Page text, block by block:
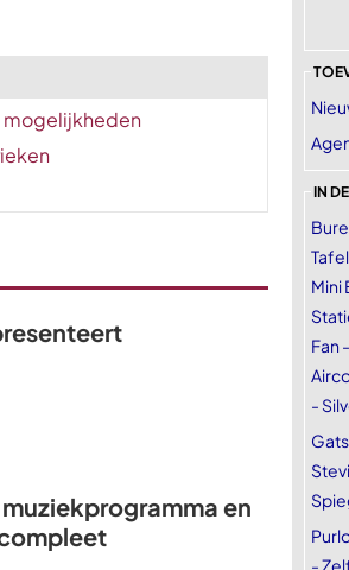
mogelijkheden
en
IN
Mini
Fan
-
-